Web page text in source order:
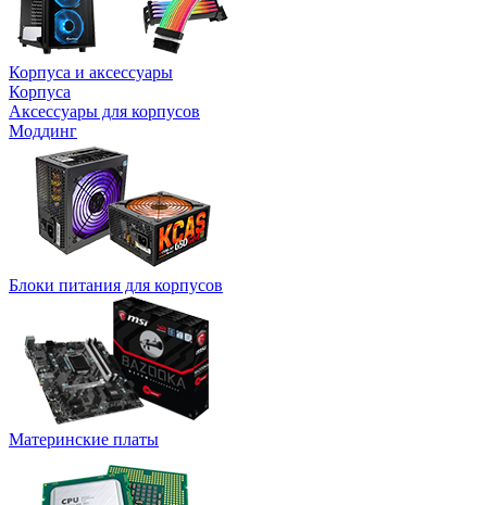
Корпуса и аксессуары
Корпуса
Аксессуары для корпусов
Моддинг
Блоки питания для корпусов
Материнские платы